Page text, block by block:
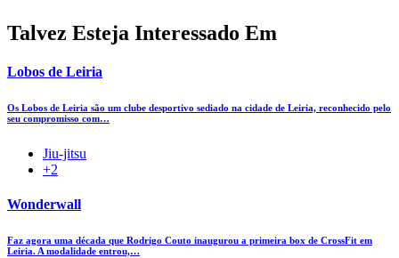
Talvez Esteja Interessado Em
Lobos de Leiria
Os Lobos de Leiria são um clube desportivo sediado na cidade de Leiria, reconhecido pelo
seu compromisso com…
Jiu-jitsu
+2
Wonderwall
Faz agora uma década que Rodrigo Couto inaugurou a primeira box de CrossFit em
Leiria. A modalidade entrou,…